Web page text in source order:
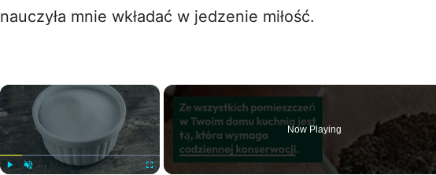
nauczyła mnie wkładać w jedzenie miłość.
×
Now Playing